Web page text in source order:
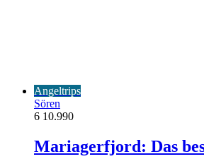
Angeltrips
Sören
6 10.990
Mariagerfjord: Das